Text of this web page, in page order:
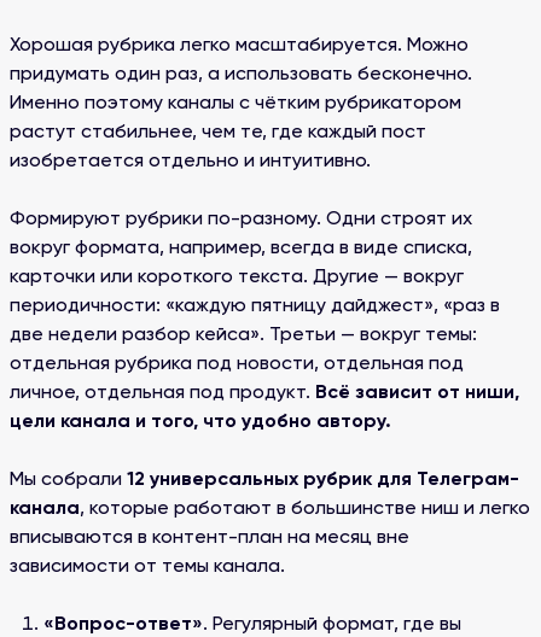
Хорошая рубрика легко масштабируется. Можно
придумать один раз, а использовать бесконечно.
Именно поэтому каналы с чётким рубрикатором
растут стабильнее, чем те, где каждый пост
изобретается отдельно и интуитивно.
Формируют рубрики по-разному. Одни строят их
вокруг формата, например, всегда в виде списка,
карточки или короткого текста. Другие — вокруг
периодичности: «каждую пятницу дайджест», «раз в
две недели разбор кейса». Третьи — вокруг темы:
отдельная рубрика под новости, отдельная под
личное, отдельная под продукт. Всё зависит от ниши,
цели канала и того, что удобно автору.
Мы собрали 12 универсальных рубрик для Телеграм-
канала, которые работают в большинстве ниш и легко
вписываются в контент-план на месяц вне
зависимости от темы канала.
«Вопрос-ответ». Регулярный формат, где вы